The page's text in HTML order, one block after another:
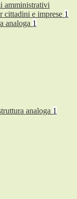
amministrativi
cittadini e imprese 1
analoga 1
analoga 1